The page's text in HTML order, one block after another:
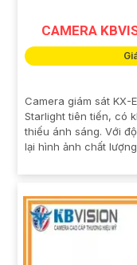
CAMERA
Camera giám sát KX-
Starlight tiên tiến, có
thiếu ánh sáng. Với
lại hình ảnh chất